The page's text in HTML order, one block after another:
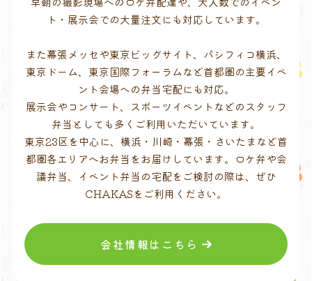
ト・展示会での大量注文にも対応しています。
また幕張メッセや東京ビッグサイト、パシフィコ横浜、
東京ドーム、東京国際フォーラムなど首都圏の主要イベ
ント会場への弁当宅配にも対応。
展示会やコンサート、スポーツイベントなどのスタッフ
弁当としても多くご利用いただいています。
東京23区を中心に、横浜・川崎・幕張・さいたまなど首
都圏各エリアへお弁当をお届けしています。ロケ弁や会
議弁当、イベント弁当の宅配をご検討の際は、ぜひ
CHAKASをご利用ください。
会社情報はこちら